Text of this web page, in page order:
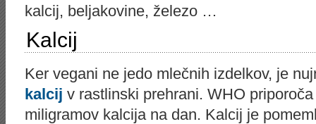
kalcij, beljakovine, železo …
Kalcij
Ker vegani ne jedo mlečnih izdelkov, je
kalcij v rastlinski prehrani. WHO
miligramov kalcija na dan. Kalcij je